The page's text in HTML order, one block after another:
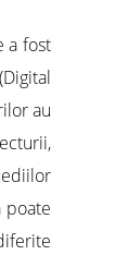
a fost
au
poate